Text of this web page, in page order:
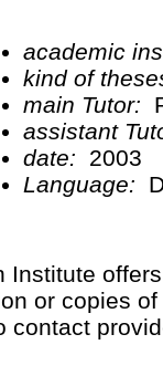
academic
kind of
main Tutor:
assistant
date:
2003
Language:
Institute
or copies
contact